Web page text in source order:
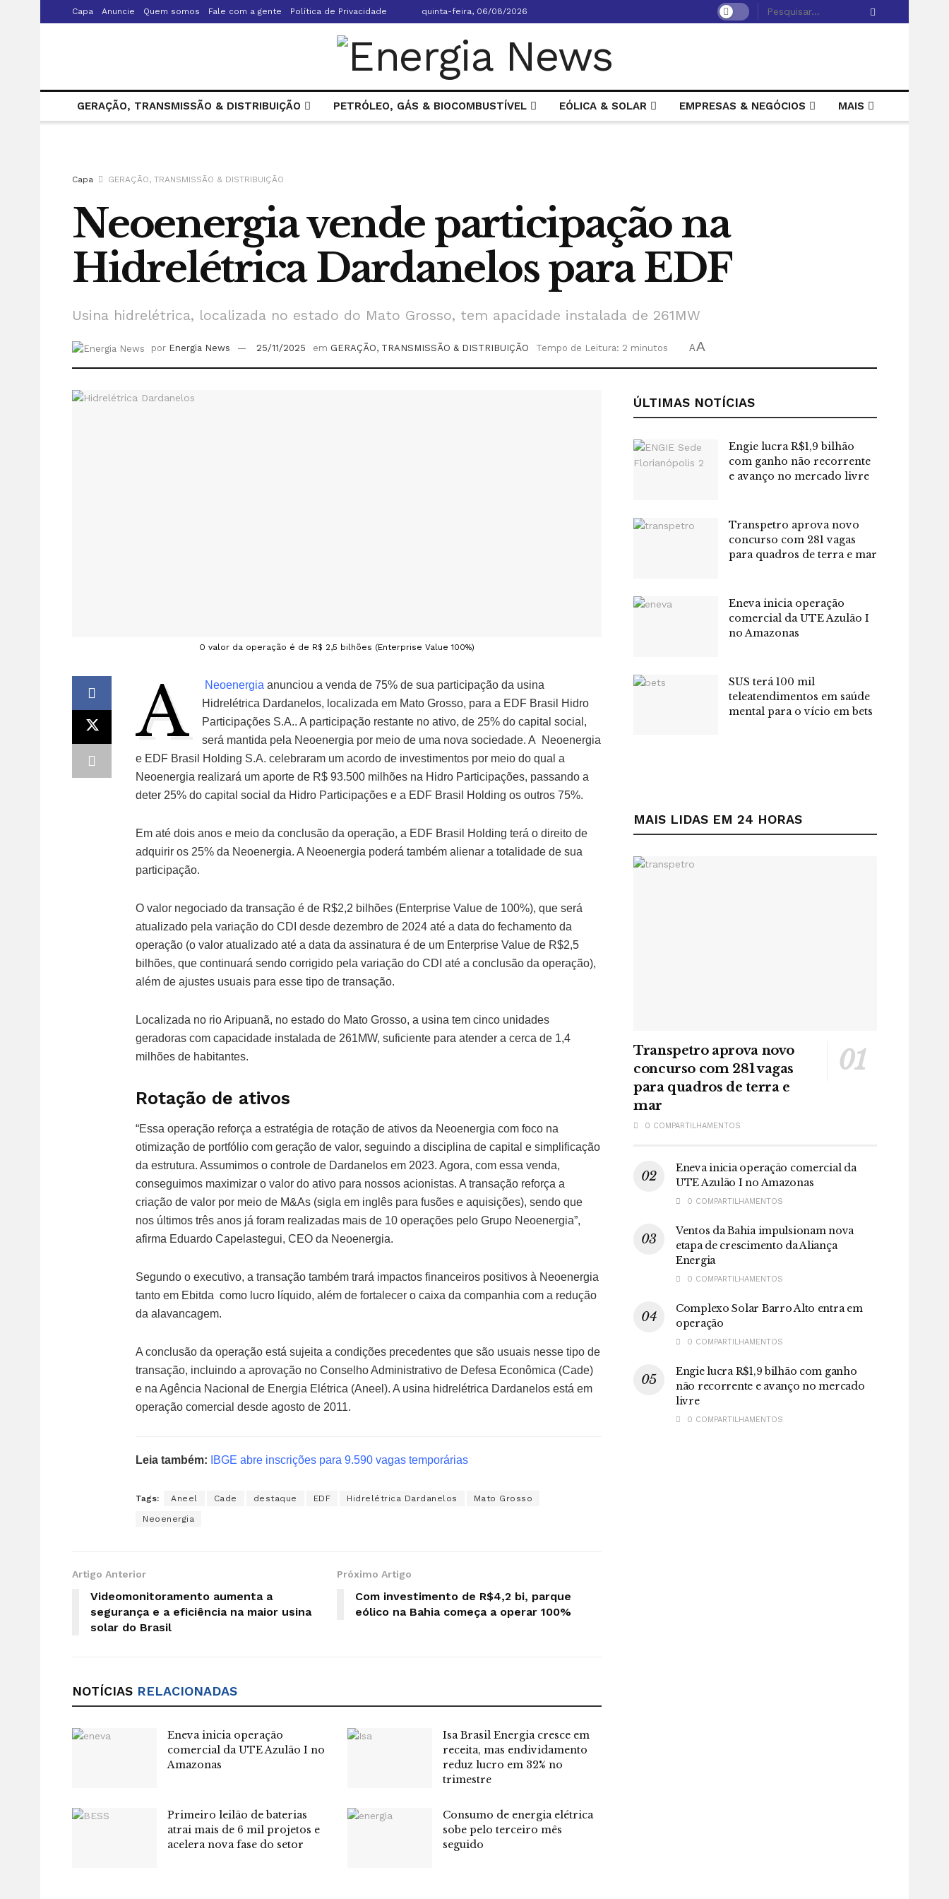
Capa Anuncie Quem somos Fale com a gente Política de Privacidade quinta-feira, 06/08/2026
GERAÇÃO, TRANSMISSÃO & DISTRIBUIÇÃO PETRÓLEO, GÁS & BIOCOMBUSTÍVEL EÓLICA & SOLAR EMPRESAS & NEGÓCIOS MAIS
Capa GERAÇÃO, TRANSMISSÃO & DISTRIBUIÇÃO
Neoenergia vende participação na
Hidrelétrica Dardanelos para EDF
Usina hidrelétrica, localizada no estado do Mato Grosso, tem apacidade instalada de 261MW
por Energia News 25/11/2025 em GERAÇÃO, TRANSMISSÃO & DISTRIBUIÇÃO Tempo de Leitura: 2 minutos AA
O valor da operação é de R$ 2,5 bilhões (Enterprise Value 100%)
A Neoenergia anunciou a venda de 75% de sua participação da usina
Hidrelétrica Dardanelos, localizada em Mato Grosso, para a EDF Brasil Hidro
Participações S.A.. A participação restante no ativo, de 25% do capital social,
será mantida pela Neoenergia por meio de uma nova sociedade. A Neoenergia
e EDF Brasil Holding S.A. celebraram um acordo de investimentos por meio do qual a
Neoenergia realizará um aporte de R$ 93.500 milhões na Hidro Participações, passando a
deter 25% do capital social da Hidro Participações e a EDF Brasil Holding os outros 75%.
Em até dois anos e meio da conclusão da operação, a EDF Brasil Holding terá o direito de
adquirir os 25% da Neoenergia. A Neoenergia poderá também alienar a totalidade de sua
participação.
O valor negociado da transação é de R$2,2 bilhões (Enterprise Value de 100%), que será
atualizado pela variação do CDI desde dezembro de 2024 até a data do fechamento da
operação (o valor atualizado até a data da assinatura é de um Enterprise Value de R$2,5
bilhões, que continuará sendo corrigido pela variação do CDI até a conclusão da operação),
além de ajustes usuais para esse tipo de transação.
Localizada no rio Aripuanã, no estado do Mato Grosso, a usina tem cinco unidades
geradoras com capacidade instalada de 261MW, suficiente para atender a cerca de 1,4
milhões de habitantes.
Rotação de ativos
“Essa operação reforça a estratégia de rotação de ativos da Neoenergia com foco na
otimização de portfólio com geração de valor, seguindo a disciplina de capital e simplificação
da estrutura. Assumimos o controle de Dardanelos em 2023. Agora, com essa venda,
conseguimos maximizar o valor do ativo para nossos acionistas. A transação reforça a
criação de valor por meio de M&As (sigla em inglês para fusões e aquisições), sendo que
nos últimos três anos já foram realizadas mais de 10 operações pelo Grupo Neoenergia”,
afirma Eduardo Capelastegui, CEO da Neoenergia.
Segundo o executivo, a transação também trará impactos financeiros positivos à Neoenergia
tanto em Ebitda como lucro líquido, além de fortalecer o caixa da companhia com a redução
da alavancagem.
A conclusão da operação está sujeita a condições precedentes que são usuais nesse tipo de
transação, incluindo a aprovação no Conselho Administrativo de Defesa Econômica (Cade)
e na Agência Nacional de Energia Elétrica (Aneel). A usina hidrelétrica Dardanelos está em
operação comercial desde agosto de 2011.
Leia também: IBGE abre inscrições para 9.590 vagas temporárias
Tags: Aneel Cade destaque EDF Hidrelétrica Dardanelos Mato Grosso
Neoenergia
Artigo Anterior
Videomonitoramento aumenta a
segurança e a eficiência na maior usina
solar do Brasil
Próximo Artigo
Com investimento de R$4,2 bi, parque
eólico na Bahia começa a operar 100%
NOTÍCIAS RELACIONADAS
Eneva inicia operação
comercial da UTE Azulão I no
Amazonas
Isa Brasil Energia cresce em
receita, mas endividamento
reduz lucro em 32% no
trimestre
Primeiro leilão de baterias
atrai mais de 6 mil projetos e
acelera nova fase do setor
Consumo de energia elétrica
sobe pelo terceiro mês
seguido
ÚLTIMAS NOTÍCIAS
Engie lucra R$1,9 bilhão
com ganho não recorrente
e avanço no mercado livre
Transpetro aprova novo
concurso com 281 vagas
para quadros de terra e mar
Eneva inicia operação
comercial da UTE Azulão I
no Amazonas
SUS terá 100 mil
teleatendimentos em saúde
mental para o vício em bets
MAIS LIDAS EM 24 HORAS
Transpetro aprova novo
concurso com 281 vagas
para quadros de terra e
mar
0 COMPARTILHAMENTOS
Eneva inicia operação comercial da
UTE Azulão I no Amazonas
0 COMPARTILHAMENTOS
Ventos da Bahia impulsionam nova
etapa de crescimento da Aliança
Energia
0 COMPARTILHAMENTOS
Complexo Solar Barro Alto entra em
operação
0 COMPARTILHAMENTOS
Engie lucra R$1,9 bilhão com ganho
não recorrente e avanço no mercado
livre
0 COMPARTILHAMENTOS